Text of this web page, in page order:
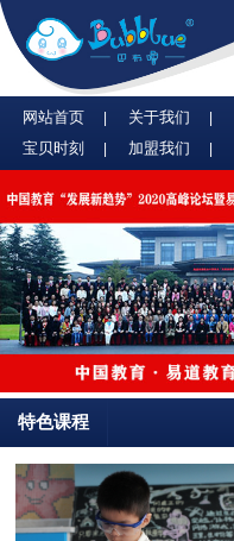
网站首页 关于我们
宝贝时刻
加盟我们
特色课程